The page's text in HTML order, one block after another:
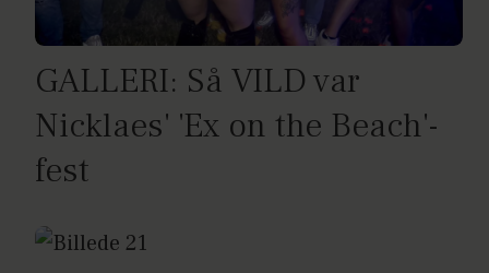
GALLERI: Så VILD var
Nicklaes' 'Ex on the Beach'-
fest